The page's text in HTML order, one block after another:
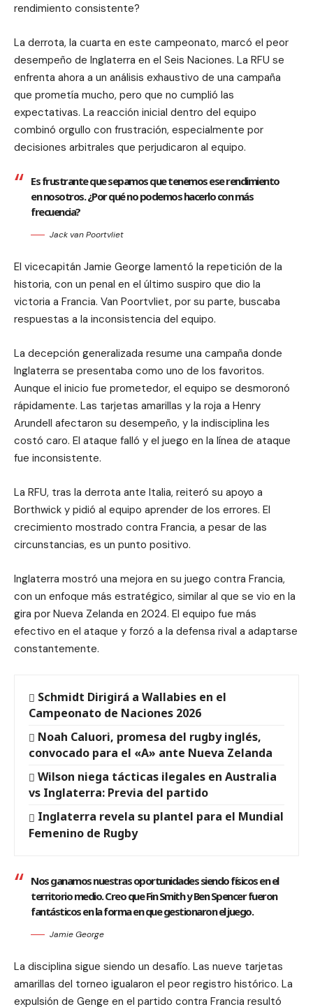
rendimiento consistente?
La derrota, la cuarta en este campeonato, marcó el peor
desempeño de Inglaterra en el Seis Naciones. La RFU se
enfrenta ahora a un análisis exhaustivo de una campaña
que prometía mucho, pero que no cumplió las
expectativas. La reacción inicial dentro del equipo
combinó orgullo con frustración, especialmente por
decisiones arbitrales que perjudicaron al equipo.
Es frustrante que sepamos que tenemos ese rendimiento
en nosotros. ¿Por qué no podemos hacerlo con más
frecuencia?
Jack van Poortvliet
El vicecapitán Jamie George lamentó la repetición de la
historia, con un penal en el último suspiro que dio la
victoria a Francia. Van Poortvliet, por su parte, buscaba
respuestas a la inconsistencia del equipo.
La decepción generalizada resume una campaña donde
Inglaterra se presentaba como uno de los favoritos.
Aunque el inicio fue prometedor, el equipo se desmoronó
rápidamente. Las tarjetas amarillas y la roja a Henry
Arundell afectaron su desempeño, y la indisciplina les
costó caro. El ataque falló y el juego en la línea de ataque
fue inconsistente.
La RFU, tras la derrota ante Italia, reiteró su apoyo a
Borthwick y pidió al equipo aprender de los errores. El
crecimiento mostrado contra Francia, a pesar de las
circunstancias, es un punto positivo.
Inglaterra mostró una mejora en su juego contra Francia,
con un enfoque más estratégico, similar al que se vio en la
gira por Nueva Zelanda en 2024. El equipo fue más
efectivo en el ataque y forzó a la defensa rival a adaptarse
constantemente.
Schmidt Dirigirá a Wallabies en el
Campeonato de Naciones 2026
Noah Caluori, promesa del rugby inglés,
convocado para el «A» ante Nueva Zelanda
Wilson niega tácticas ilegales en Australia
vs Inglaterra: Previa del partido
Inglaterra revela su plantel para el Mundial
Femenino de Rugby
Nos ganamos nuestras oportunidades siendo físicos en el
territorio medio. Creo que Fin Smith y Ben Spencer fueron
fantásticos en la forma en que gestionaron el juego.
Jamie George
La disciplina sigue siendo un desafío. Las nueve tarjetas
amarillas del torneo igualaron el peor registro histórico. La
expulsión de Genge en el partido contra Francia resultó